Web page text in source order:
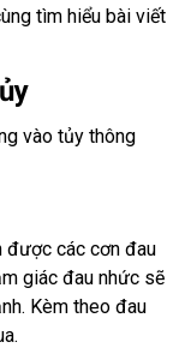
tìm hiểu bài viết
vào tủy thông
được các cơn đau
giác đau nhức sẽ
Kèm theo đau